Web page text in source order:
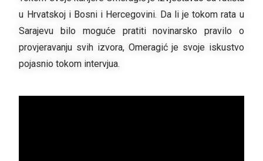
u Hrvatskoj i Bosni i Hercegovini. Da li je tokom rata u
Sarajevu bilo moguće pratiti novinarsko pravilo o
provjeravanju svih izvora, Omeragić je svoje iskustvo
pojasnio tokom intervjua.